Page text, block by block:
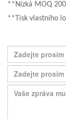
**Nízká MOQ
**Tisk vlastního